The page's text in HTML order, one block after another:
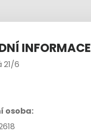
INFORMACE
21/6
osoba: